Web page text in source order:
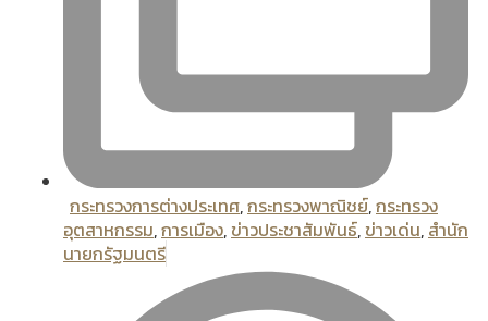
กระทรวงการต่างประเทศ,กระทรวงพาณิชย์,กระทรวง
อุตสาหกรรม,การเมือง, ข่าวประชาสัมพันธ์, ข่าวเด่น, สํานัก
นายกรัฐมนตรี